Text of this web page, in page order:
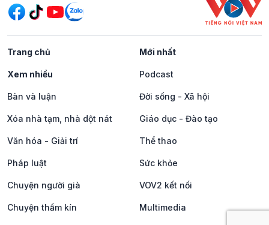
Trang chủ Mới nhất
Xem nhiều Podcast
Bàn và luận Đời sống - Xã hội
Xóa nhà tạm, nhà dột nát Giáo dục - Đào tạo
Văn hóa - Giải trí Thể thao
Pháp luật Sức khỏe
Chuyện người già VOV2 kết nối
Chuyện thầm kín Multimedia